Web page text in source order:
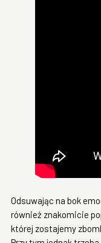
Odsuwając na bok
również znakomicie
której zostajemy